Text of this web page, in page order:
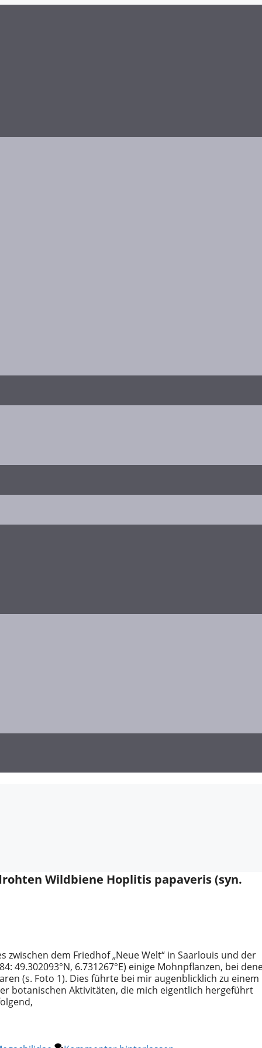
Wildbiene Hoplitis papaveris (syn.
zwischen dem Friedhof „Neue Welt“ in Saarlouis und der
49.302093°N, 6.731267°E) einige Mohnpflanzen, bei
(s. Foto 1). Dies führte bei mir augenblicklich zu einem
botanischen Aktivitäten, die mich eigentlich hergeführt